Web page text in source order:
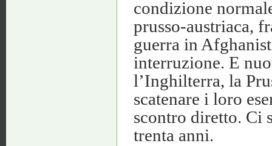
condizione
prusso-austriaca,
guerra in
interruzione. E
l’Inghilterra, la
scatenare i loro
scontro diretto. Ci
trenta anni.